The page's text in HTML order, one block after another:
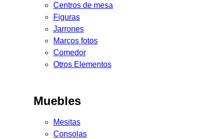
Centros de mesa
Figuras
Jarrones
Marcos fotos
Comedor
Otros Elementos
Muebles
Mesitas
Consolas